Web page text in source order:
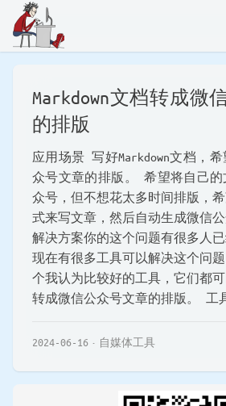
Markdown文档转成微
的排版
应用场景 写好Markdown文档，
众号文章的排版。 希望将自己
众号，但不想花太多时间排版，希
式来写文章，然后自动生成微信公
解决方案你的这个问题有很多人
现在有很多工具可以解决这个问
个我认为比较好的工具，它们都可
转成微信公众号文章的排版。 工
2024-06-16 自媒体工具